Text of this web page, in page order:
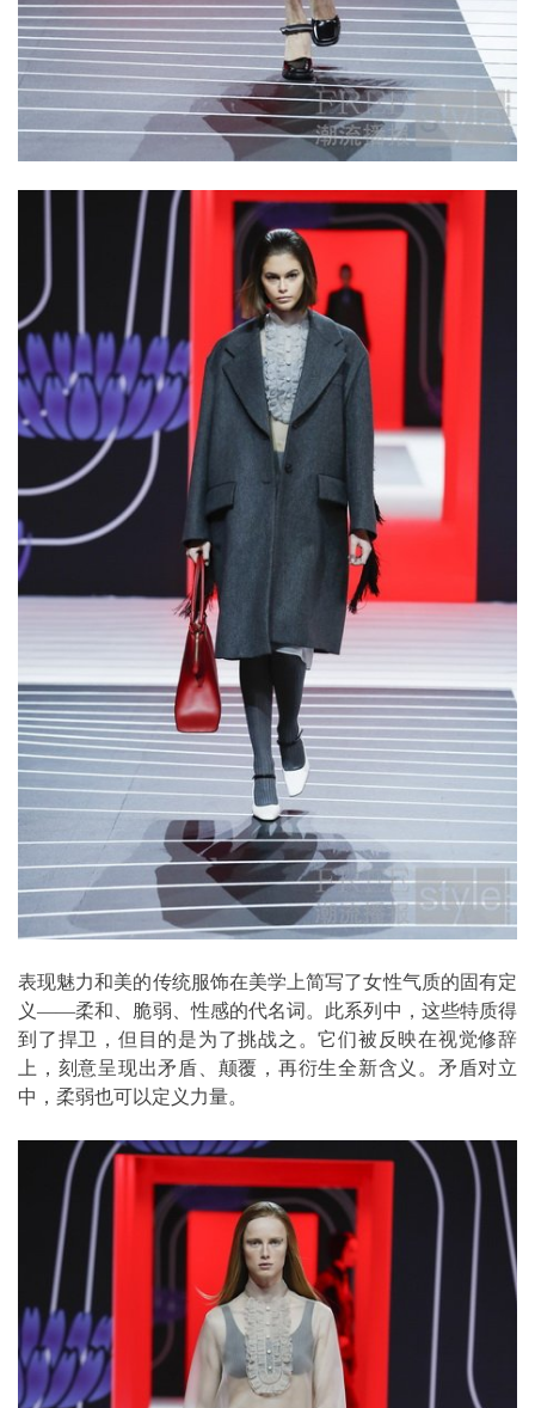
表现魅力和美的传统服饰在美学上简写了女性气质的固有定
义——柔和、脆弱、性感的代名词。此系列中，这些特质得
到了捍卫，但目的是为了挑战之。它们被反映在视觉修辞
上，刻意呈现出矛盾、颠覆，再衍生全新含义。矛盾对立
中，柔弱也可以定义力量。